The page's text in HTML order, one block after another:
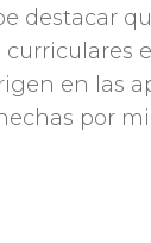
destacar
en las
por